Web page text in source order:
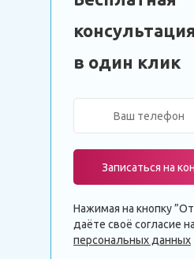
консультация
в один клик
Записаться на
Нажимая на кнопку
даёте своё согласие на
персональных данных